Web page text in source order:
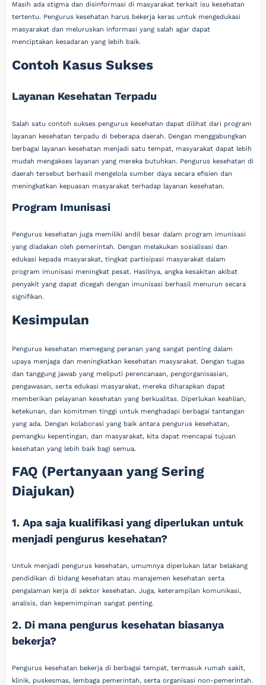
Masih ada stigma dan disinformasi di masyarakat terkait isu kesehatan
tertentu. Pengurus kesehatan harus bekerja keras untuk mengedukasi
masyarakat dan meluruskan informasi yang salah agar dapat
menciptakan kesadaran yang lebih baik.
Contoh Kasus Sukses
Layanan Kesehatan Terpadu
Salah satu contoh sukses pengurus kesehatan dapat dilihat dari program
layanan kesehatan terpadu di beberapa daerah. Dengan menggabungkan
berbagai layanan kesehatan menjadi satu tempat, masyarakat dapat lebih
mudah mengakses layanan yang mereka butuhkan. Pengurus kesehatan di
daerah tersebut berhasil mengelola sumber daya secara efisien dan
meningkatkan kepuasan masyarakat terhadap layanan kesehatan.
Program Imunisasi
Pengurus kesehatan juga memiliki andil besar dalam program imunisasi
yang diadakan oleh pemerintah. Dengan melakukan sosialisasi dan
edukasi kepada masyarakat, tingkat partisipasi masyarakat dalam
program imunisasi meningkat pesat. Hasilnya, angka kesakitan akibat
penyakit yang dapat dicegah dengan imunisasi berhasil menurun secara
signifikan.
Kesimpulan
Pengurus kesehatan memegang peranan yang sangat penting dalam
upaya menjaga dan meningkatkan kesehatan masyarakat. Dengan tugas
dan tanggung jawab yang meliputi perencanaan, pengorganisasian,
pengawasan, serta edukasi masyarakat, mereka diharapkan dapat
memberikan pelayanan kesehatan yang berkualitas. Diperlukan keahlian,
ketekunan, dan komitmen tinggi untuk menghadapi berbagai tantangan
yang ada. Dengan kolaborasi yang baik antara pengurus kesehatan,
pemangku kepentingan, dan masyarakat, kita dapat mencapai tujuan
kesehatan yang lebih baik bagi semua.
FAQ (Pertanyaan yang Sering
Diajukan)
1. Apa saja kualifikasi yang diperlukan untuk
menjadi pengurus kesehatan?
Untuk menjadi pengurus kesehatan, umumnya diperlukan latar belakang
pendidikan di bidang kesehatan atau manajemen kesehatan serta
pengalaman kerja di sektor kesehatan. Juga, keterampilan komunikasi,
analisis, dan kepemimpinan sangat penting.
2. Di mana pengurus kesehatan biasanya
bekerja?
Pengurus kesehatan bekerja di berbagai tempat, termasuk rumah sakit,
klinik, puskesmas, lembaga pemerintah, serta organisasi non-pemerintah.